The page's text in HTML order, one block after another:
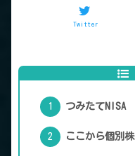
Twitter
つみたてNISA
ここから個別株